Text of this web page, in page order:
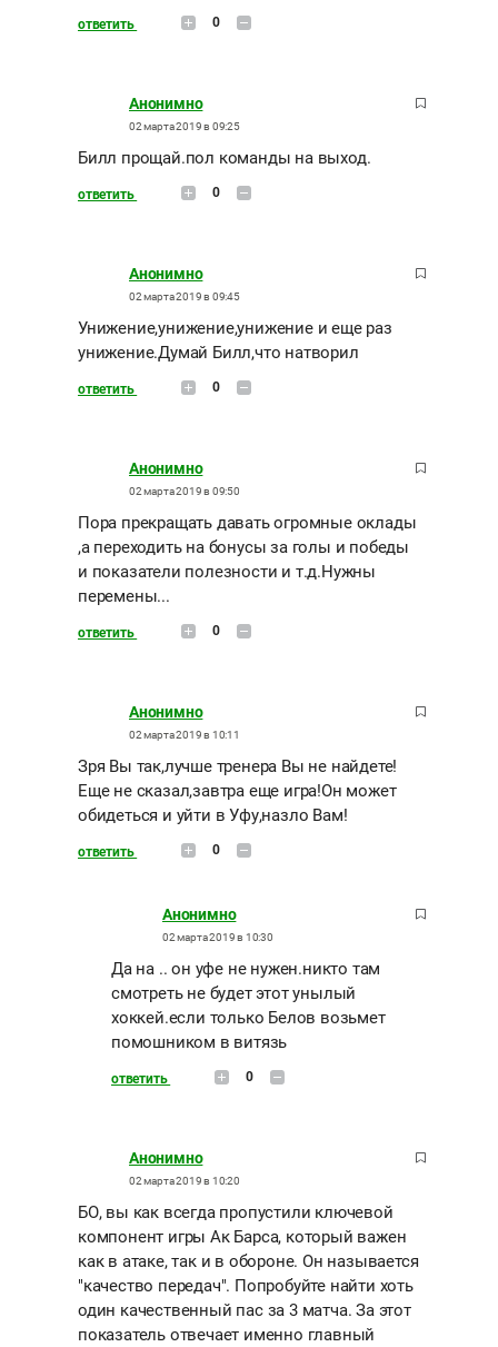
ответить 0
Анонимно
02 марта 2019 в 09:25
Билл прощай.пол команды на выход.
ответить 0
Анонимно
02 марта 2019 в 09:45
Унижение,унижение,унижение и еще раз
унижение.Думай Билл,что натворил
ответить 0
Анонимно
02 марта 2019 в 09:50
Пора прекращать давать огромные оклады
,а переходить на бонусы за голы и победы
и показатели полезности и т.д.Нужны
перемены...
ответить 0
Анонимно
02 марта 2019 в 10:11
Зря Вы так,лучше тренера Вы не найдете!
Еще не сказал,завтра еще игра!Он может
обидеться и уйти в Уфу,назло Вам!
ответить 0
Анонимно
02 марта 2019 в 10:30
Да на .. он уфе не нужен.никто там
смотреть не будет этот унылый
хоккей.если только Белов возьмет
помошником в витязь
ответить 0
Анонимно
02 марта 2019 в 10:20
БО, вы как всегда пропустили ключевой
компонент игры Ак Барса, который важен
как в атаке, так и в обороне. Он называется
"качество передач". Попробуйте найти хоть
один качественный пас за 3 матча. За этот
показатель отвечает именно главный